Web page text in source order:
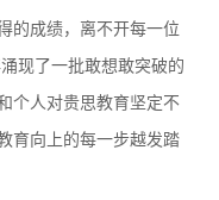
的成绩，离不开每一位
现了一批敢想敢突破的
个人对贵思教育坚定不
育向上的每一步越发踏